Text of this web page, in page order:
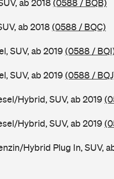
ab 2018(0588 / BQB)
ab 2018(0588 / BQC)
SUV, ab 2019 (0588 /
SUV, ab 2019 (0588 /
Hybrid, SUV, ab 2019
Hybrid, SUV, ab 2019
Hybrid Plug In, SUV,